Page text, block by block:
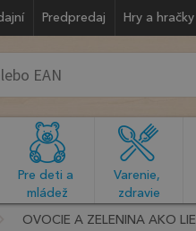
Predpredaj Hry a hračky
Pre deti a
mládež
Varenie,
zdravie
OVOCIE A ZELENINA AKO